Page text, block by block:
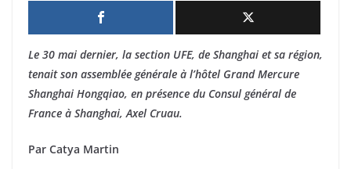
Le 30 mai dernier, la section UFE, de Shanghai et sa région,
tenait son assemblée générale à l’hôtel Grand Mercure
Shanghai Hongqiao, en présence du Consul général de
France à Shanghai, Axel Cruau.
Par Catya Martin